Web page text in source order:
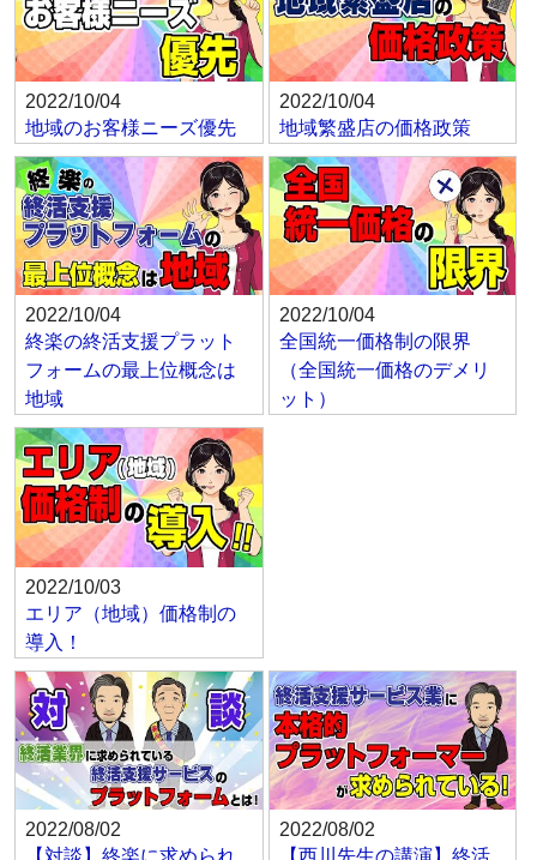
2022/10/04
地域のお客様ニーズ優先
2022/10/04
地域繁盛店の価格政策
2022/10/04
終楽の終活支援プラット
フォームの最上位概念は
地域
2022/10/04
全国統一価格制の限界
（全国統一価格のデメリ
ット）
2022/10/03
エリア（地域）価格制の
導入！
2022/08/02
2022/08/02